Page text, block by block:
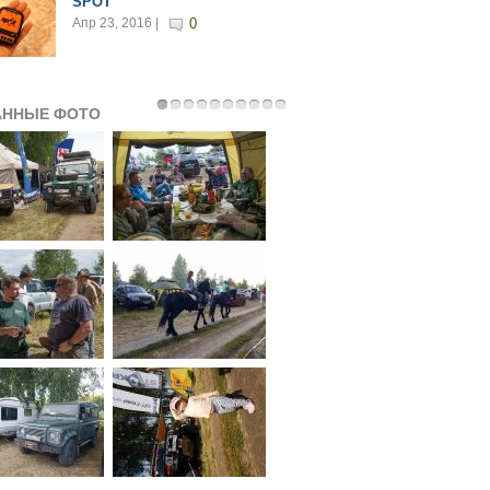
Апр 23, 2016 | 0
ФОТО